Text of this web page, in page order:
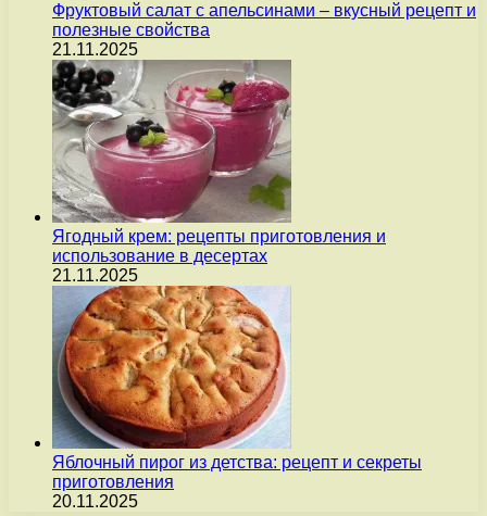
Фруктовый салат с апельсинами – вкусный рецепт и
полезные свойства
21.11.2025
Ягодный крем: рецепты приготовления и
использование в десертах
21.11.2025
Яблочный пирог из детства: рецепт и секреты
приготовления
20.11.2025